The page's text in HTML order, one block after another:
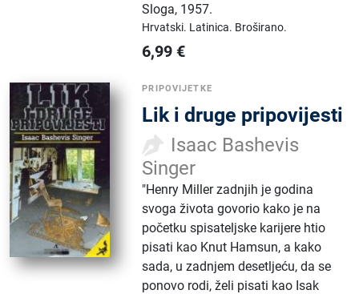
Sloga, 1957.
Hrvatski. Latinica. Broširano.
6,99 €
PRIPOVIJETKE
Lik i druge pripovijesti
Isaac Bashevis
Singer
"Henry Miller zadnjih je godina
svoga života govorio kako je na
početku spisateljske karijere htio
pisati kao Knut Hamsun, a kako
sada, u zadnjem desetljeću, da se
ponovo rodi, želi pisati kao Isak